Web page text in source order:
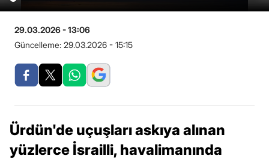
29.03.2026 - 13:06
Güncelleme: 29.03.2026 - 15:15
Ürdün'de uçuşları askıya alınan
yüzlerce İsrailli, havalimanında